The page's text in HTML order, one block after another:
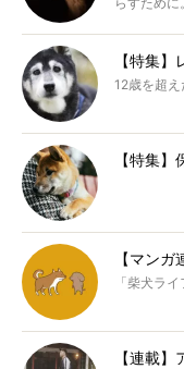
【特集
12歳を超え
【特集
【マン
「柴犬ラ
【連載